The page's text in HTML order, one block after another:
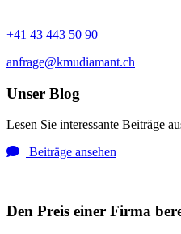
+41 43 443 50 90
anfrage@kmudiamant.ch
Unser Blog
Lesen Sie interessante Beiträge
Beiträge ansehen
Den Preis einer Firma